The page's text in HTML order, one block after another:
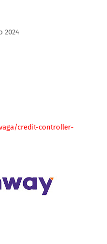
2024
credit-controller-